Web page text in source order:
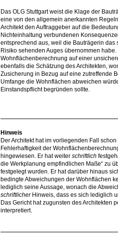
Das OLG Stuttgart weist die Klage der
eine von den allgemein anerkannten
Architekt den Auftraggeber auf die
Nichteinhaltung verbundenen
entsprechend aus, weil die Bauträgerin
Risiko sehenden Auges übernommen
Wohnflächenberechnung auf einer
ebenfalls die Schätzung des Architekten,
Zusicherung in Bezug auf eine zutreffende
Umfange die Wohnflächen abweichen
Einstandspflicht begründen sollte.
Hinweis
Der Architekt hat im vorliegenden Fall
Fehlerhaftigkeit der
hingewiesen. Er hat weiter schriftlich
die Werkplanung empfindlichen Maße“ zu
festgelegt wurden. Er hat darüber hinaus
bedingte Abweichungen der Wohnflächen
lediglich seine Aussage, wonach die
schriftlicherHinweis, dass es sich lediglich
Das Gericht hat zugunsten des Architekten
interpretiert.